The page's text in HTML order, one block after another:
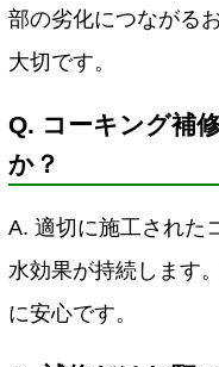
部の劣化につながる
大切です。
Q. コーキング補
か？
A. 適切に施工された
水効果が持続します
に安心です。